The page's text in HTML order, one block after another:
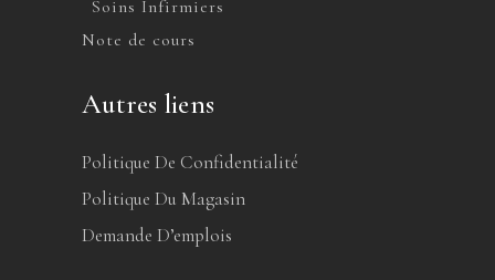
Soins Infirmiers
Note de cours
Autres liens
Politique De Confidentialité
Politique Du Magasin
Demande D’emplois